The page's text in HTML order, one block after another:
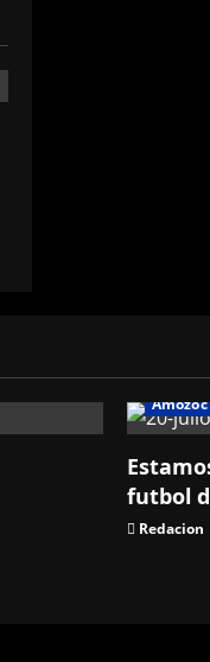
Amozoc
futbol
Redacion